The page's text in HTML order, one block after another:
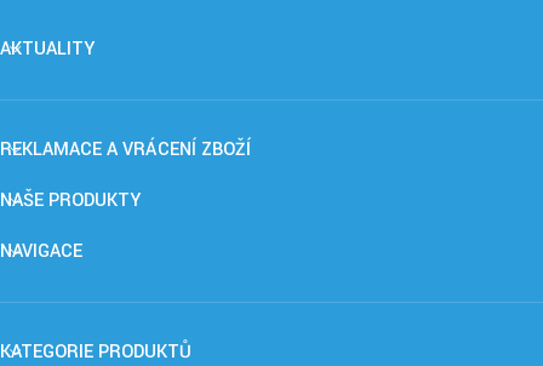
AKTUALITY
REKLAMACE A VRÁCENÍ ZBOŽÍ
NAŠE PRODUKTY
NAVIGACE
KATEGORIE PRODUKTŮ